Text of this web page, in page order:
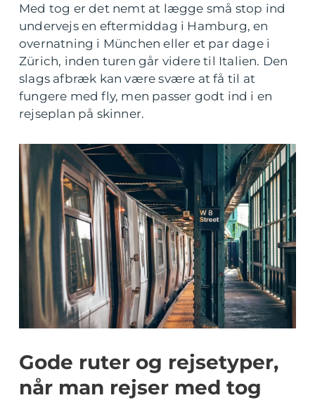
Med tog er det nemt at lægge små stop ind
undervejs en eftermiddag i Hamburg, en
overnatning i München eller et par dage i
Zürich, inden turen går videre til Italien. Den
slags afbræk kan være svære at få til at
fungere med fly, men passer godt ind i en
rejseplan på skinner.
Gode ruter og rejsetyper,
når man rejser med tog